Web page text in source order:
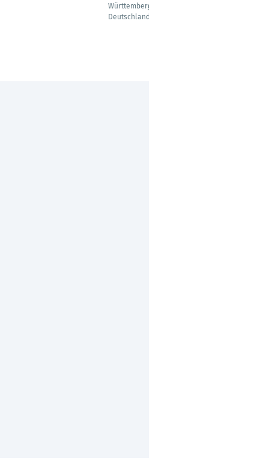
Württemberg,
Deutschland